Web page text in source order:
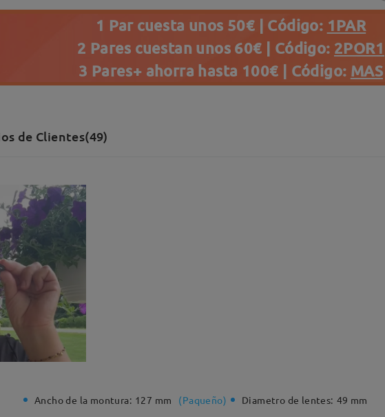
1 Par cuesta unos 50€ | Código: 1PAR
2 Pares cuestan unos 60€ | Código: 2POR1
3 Pares+ ahorra hasta 100€ | Código: MAS
de Clientes(49)
Ancho de la montura: 127 mm (Paqueño) Diametro de lentes: 49 mm